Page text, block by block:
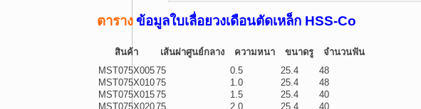
ตาราง ข้อมูลใบเลื่อยวงเดือนตัดเหล็ก HSS-Co
สินค้า เส้นผ่าศูนย์กลาง ความหนา ขนาดรู
จำนวนฟัน
MST075X00575 0.5 25.4
48
MST075X01075 1.0 25.4
48
MST075X01575 1.5 25.4
40
MST075X02075 2.0 25.4
40